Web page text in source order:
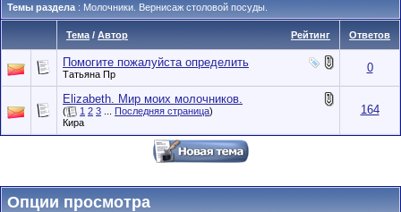
Темы раздела : Молочники. Вернисаж столовой посуды.
Рейтинг
Тема / Автор Ответов
Помогите пожалуйста определить
Татьяна Пр 0
Elizabeth. Мир моих молочников.
( 1 2 3 Последняя страница)
Кира
164
Опции просмотра